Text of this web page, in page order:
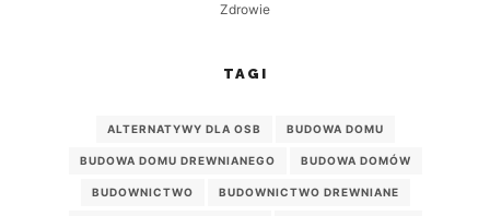
Zdrowie
TAGI
ALTERNATYWY DLA OSB BUDOWA DOMU
BUDOWA DOMU DREWNIANEGO BUDOWA DOMÓW
BUDOWNICTWO BUDOWNICTWO DREWNIANE